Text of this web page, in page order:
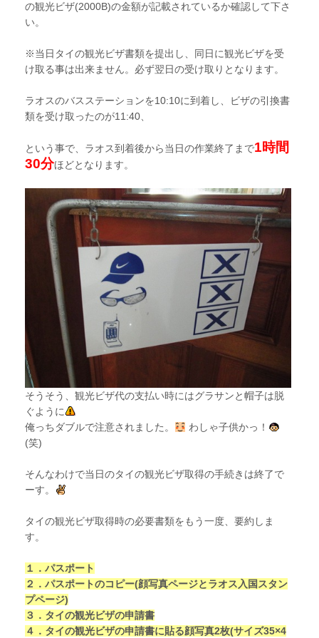
の観光ビザ(2000B)の金額が記載されているか確認して下さ
い。
※当日タイの観光ビザ書類を提出し、同日に観光ビザを受
け取る事は出来ません。必ず翌日の受け取りとなります。
ラオスのバスステーションを10:10に到着し、ビザの引換書
類を受け取ったのが11:40、
という事で、ラオス到着後から当日の作業終了まで1時間
30分ほどとなります。
そうそう、観光ビザ代の支払い時にはグラサンと帽子は脱
ぐように
俺っちダブルで注意されました。
わしゃ子供かっ！
(笑)
そんなわけで当日のタイの観光ビザ取得の手続きは終了で
ーす。
タイの観光ビザ取得時の必要書類をもう一度、要約しま
す。
１．パスポート
２．パスポートのコピー(顔写真ページとラオス入国スタン
プページ)
３．タイの観光ビザの申請書
４．タイの観光ビザの申請書に貼る顔写真2枚(サイズ35×4